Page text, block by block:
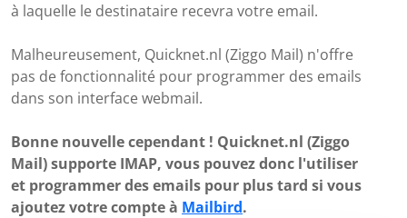
à laquelle le destinataire recevra votre email.
Malheureusement, Quicknet.nl (Ziggo Mail) n'offre
pas de fonctionnalité pour programmer des emails
dans son interface webmail.
Bonne nouvelle cependant ! Quicknet.nl (Ziggo
Mail) supporte IMAP, vous pouvez donc l'utiliser
et programmer des emails pour plus tard si vous
ajoutez votre compte à Mailbird.